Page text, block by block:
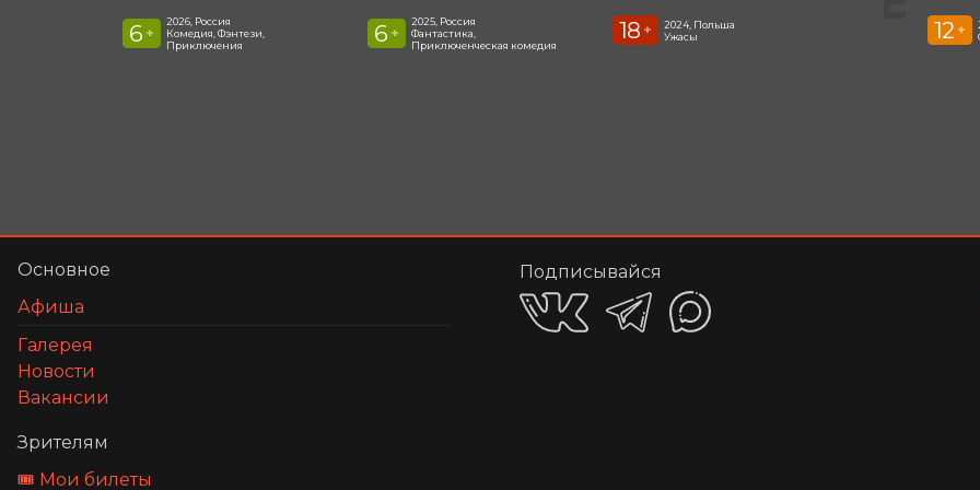
6 +
2026, Россия
Комедия, Фэнтези,
Приключения
6 +
2025, Россия
Фантастика,
Приключенческая комедия
18 +
2024, Польша
Ужасы
12 +
Основное
Афиша
Галерея
Новости
Вакансии
Зрителям
🎟️ Мои билеты
Подписывайся